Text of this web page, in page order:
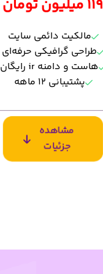
119 میلیون تومان
مالکیت دائمی سایت
طراحی گرافیکی حرفه‌ای
هاست و دامنه ir رایگان
پشتیبانی ۱۲ ماهه
مشاهده
جزئیات